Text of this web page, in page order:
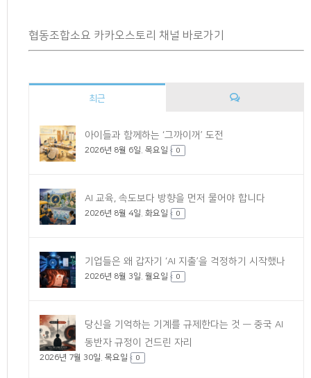
협동조합소요 카카오스토리 채널 바로가기
최근
아이들과 함께하는 ‘그까이꺼’ 도전
2026년 8월 6일. 목요일 0
AI 교육, 속도보다 방향을 먼저 물어야 합니다
2026년 8월 4일. 화요일 0
기업들은 왜 갑자기 ‘AI 지출’을 걱정하기 시작했나
2026년 8월 3일. 월요일 0
당신을 기억하는 기계를 규제한다는 것 — 중국 AI
동반자 규정이 건드린 자리
2026년 7월 30일. 목요일 0